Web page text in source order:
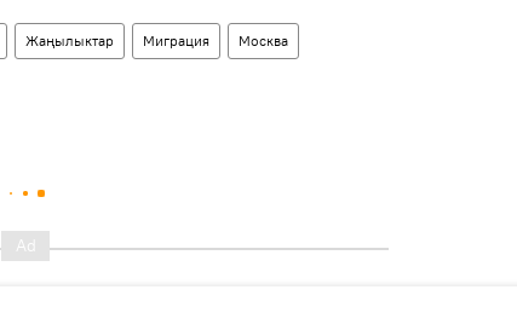
Жаңылыктар Миграция Москва